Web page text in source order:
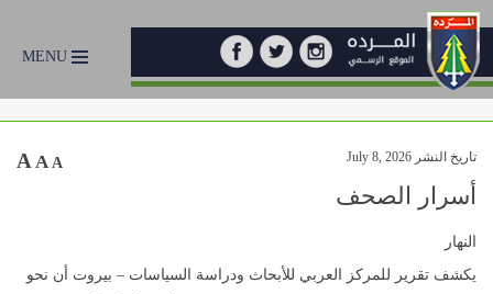
MENU
تاريخ النشر July 8, 2026 A A A
أسرار الصحف
النهار
يكشف تقرير للمركز العربي للأبحاث ودراسة السياسات – بيروت أن نحو